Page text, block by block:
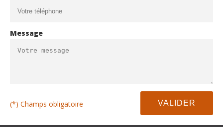
Message
(*) Champs obligatoire